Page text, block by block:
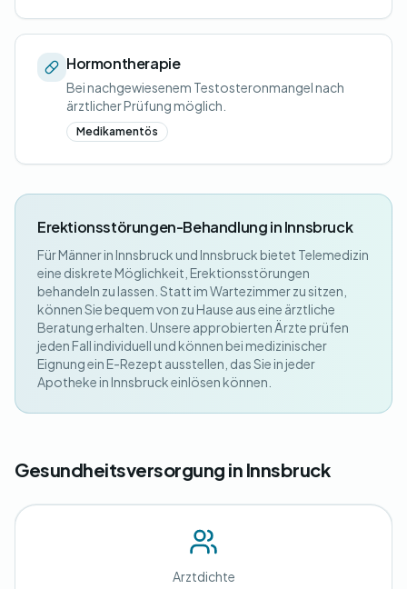
Hormontherapie
Bei nachgewiesenem Testosteronmangel nach
ärztlicher Prüfung möglich.
Medikamentös
Erektionsstörungen-Behandlung in Innsbruck
Für Männer in Innsbruck und Innsbruck bietet Telemedizin
eine diskrete Möglichkeit, Erektionsstörungen
behandeln zu lassen. Statt im Wartezimmer zu sitzen,
können Sie bequem von zu Hause aus eine ärztliche
Beratung erhalten. Unsere approbierten Ärzte prüfen
jeden Fall individuell und können bei medizinischer
Eignung ein E-Rezept ausstellen, das Sie in jeder
Apotheke in Innsbruck einlösen können.
Gesundheitsversorgung in Innsbruck
Arztdichte